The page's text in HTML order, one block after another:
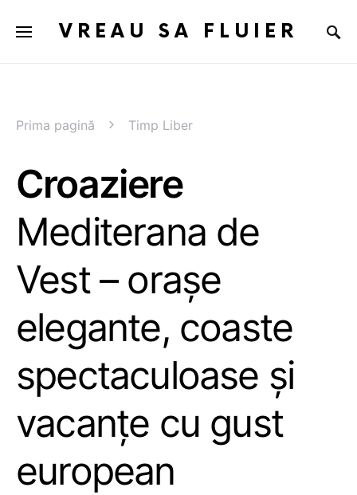
VREAU SA FLUIER
Prima pagină Timp Liber
Croaziere
Mediterana de
Vest – orașe
elegante, coaste
spectaculoase și
vacanțe cu gust
european